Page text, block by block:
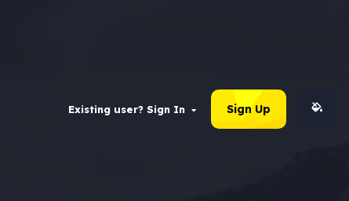
Existing user? Sign In Sign Up